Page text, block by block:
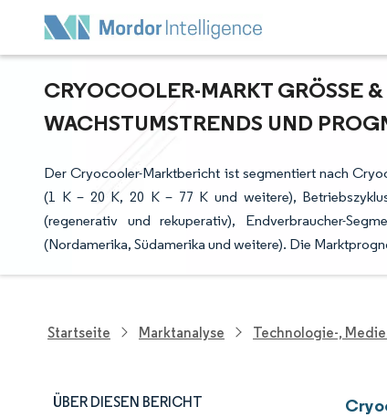
CRYOCOOLER-MARKT GRÖSSE &
ACHSTUMSTRENDS UND
Der Cryocooler-Marktbericht ist segmentiert nach
(1 K – 20 K, 20 K – 77 K und weitere),
(regenerativ und rekuperativ), Endverbraucher-
(Nordamerika, Südamerika und weitere). Die
Startseite Marktanalyse Technologie-,
ÜBER DIESEN BERICHT